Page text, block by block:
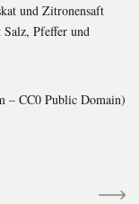
und Zitronensaft
Pfeffer und
– CC0 Public Domain)